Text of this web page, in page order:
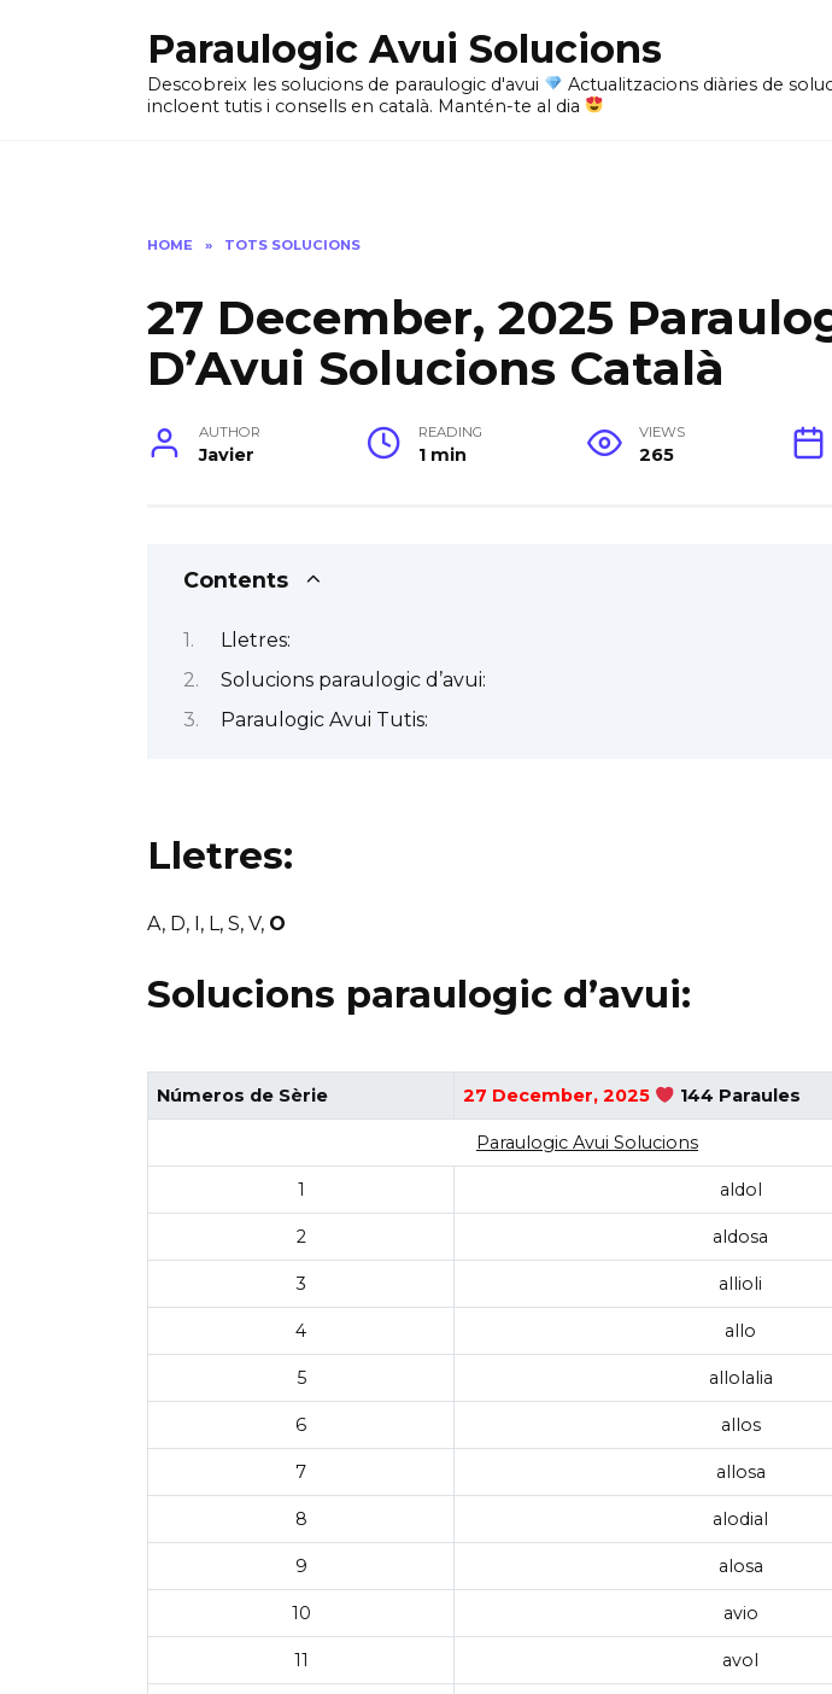
Paraulogic Avui Solucions
Descobreix les solucions de paraulogic d'avui
Actualitzacions diàries de
incloent tutis i consells en català. Mantén-te al dia
HOME » TOTS SOLUCIONS
27 December, 2025
D’Avui Solucions Català
AUTHOR
Javier
READING
1 min
VIEWS
265
Contents
Lletres:
Solucions paraulogic d’avui:
Paraulogic Avui Tutis:
Lletres:
A, D, I, L, S, V, O
Solucions paraulogic d’avui:
Números de Sèrie 27 December, 2025 144 Paraules
Paraulogic Avui Solucions
1 aldol
2 aldosa
3 allioli
4 allo
5 allolalia
6 allos
7 allosa
8 alodial
9 alosa
10 avio
11 avol